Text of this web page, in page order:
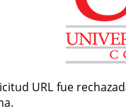
URL fue